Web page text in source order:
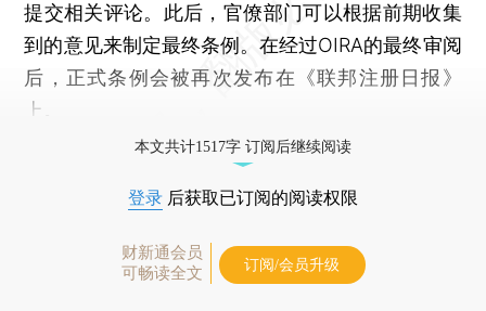
提交相关评论。此后，官僚部门可以根据前期收集
到的意见来制定最终条例。在经过OIRA的最终审阅
后，正式条例会被再次发布在《联邦注册日报》
上。
本文共计1517字 订阅后继续阅读
登录 后获取已订阅的阅读权限
财新通会员
可畅读全文
订阅/会员升级